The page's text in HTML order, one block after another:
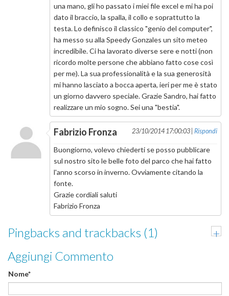
una mano, gli ho passato i miei file excel e mi ha poi
dato il braccio, la spalla, il collo e soprattutto la
testa. Lo definisco il classico "genio del computer",
ha messo su alla Speedy Gonzales un sito meteo
incredibile. Ci ha lavorato diverse sere e notti (non
ricordo molte persone che abbiano fatto cose così
per me). La sua professionalità e la sua generosità
mi hanno lasciato a bocca aperta, ieri per me è stato
un giorno davvero speciale. Grazie Sandro, hai fatto
realizzare un mio sogno. Sei una "bestia".
Fabrizio Fronza 23/10/2014 17:00:03 |Rispondi
Buongiorno, volevo chiederti se posso pubblicare
sul nostro sito le belle foto del parco che hai fatto
l'anno scorso in inverno. Ovviamente citando la
fonte.
Grazie cordiali saluti
Fabrizio Fronza
Pingbacks and trackbacks (1)
+
Aggiungi Commento
Nome*